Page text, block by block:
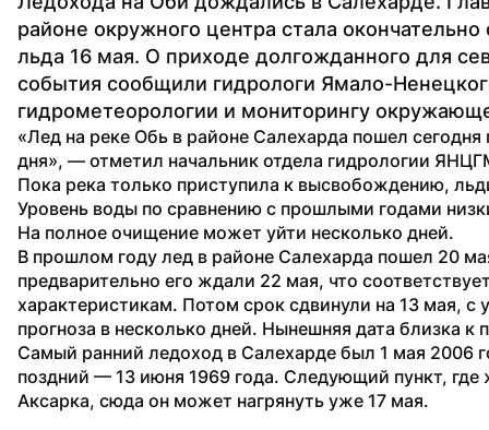
районе окружного центра стала
льда 16 мая. О приходе долгожданного для
события сообщили гидрологи Ямало-
гидрометеорологии и мониторингу
«Лед на реке Обь в районе Салехарда пошел сегодня
дня», — отметил начальник отдела гидрологии
Пока река только приступила к высвобождению,
Уровень воды по сравнению с прошлыми годами
На полное очищение может уйти несколько дней.
В прошлом году лед в районе Салехарда пошел 20
предварительно его ждали 22 мая, что
характеристикам. Потом срок сдвинули на 13 мая, с
прогноза в несколько дней. Нынешняя дата близка
Самый ранний ледоход в Салехарде был 1 мая 2006
поздний — 13 июня 1969 года. Следующий пункт,
Аксарка, сюда он может нагрянуть уже 17 мая.